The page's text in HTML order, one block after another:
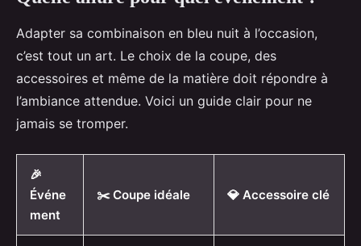
Adapter sa combinaison en bleu nuit à l’occasion,
c’est tout un art. Le choix de la coupe, des
accessoires et même de la matière doit répondre à
l’ambiance attendue. Voici un guide clair pour ne
jamais se tromper.
🎉
Événe
ment
✂️ Coupe idéale 💎 Accessoire clé